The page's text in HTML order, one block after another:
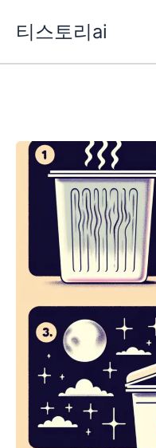
티스토리ai